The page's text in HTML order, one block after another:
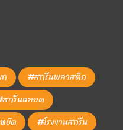
#สกรีนพลาสติก
กรีนหลอด
ยัด
#โรงงานสกรีน